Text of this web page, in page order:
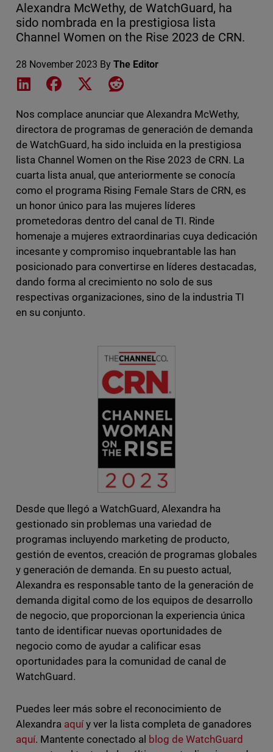
Alexandra McWethy, de WatchGuard, ha
sido nombrada en la prestigiosa lista
Channel Women on the Rise 2023 de CRN.
28 November 2023 By The Editor
Share on LinkedIn
Share on Facebook
Share on XShare on Reddit
Nos complace anunciar que Alexandra McWethy,
directora de programas de generación de demanda
de WatchGuard, ha sido incluida en la prestigiosa
lista Channel Women on the Rise 2023 de CRN. La
cuarta lista anual, que anteriormente se conocía
como el programa Rising Female Stars de CRN, es
un honor único para las mujeres líderes
prometedoras dentro del canal de TI. Rinde
homenaje a mujeres extraordinarias cuya dedicación
incesante y compromiso inquebrantable las han
posicionado para convertirse en líderes destacadas,
dando forma al crecimiento no solo de sus
respectivas organizaciones, sino de la industria TI
en su conjunto.
Desde que llegó a WatchGuard, Alexandra ha
gestionado sin problemas una variedad de
programas incluyendo marketing de producto,
gestión de eventos, creación de programas globales
y generación de demanda. En su puesto actual,
Alexandra es responsable tanto de la generación de
demanda digital como de los equipos de desarrollo
de negocio, que proporcionan la experiencia única
tanto de identificar nuevas oportunidades de
negocio como de ayudar a calificar esas
oportunidades para la comunidad de canal de
WatchGuard.
Puedes leer más sobre el reconocimiento de
Alexandra aquíy ver la lista completa de ganadores
aquí. Mantente conectado al blog de WatchGuard